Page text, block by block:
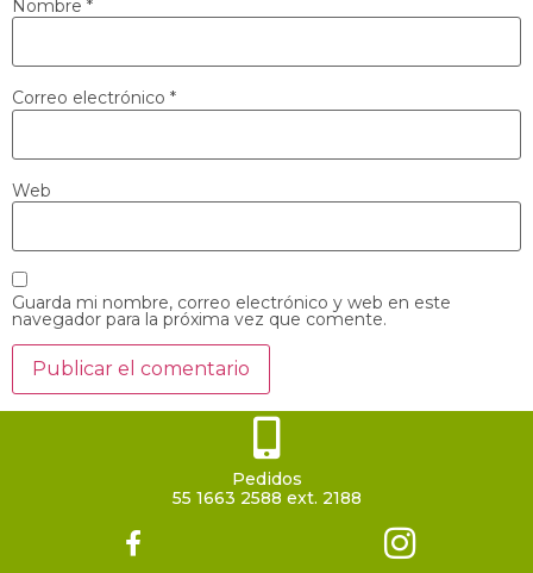
Nombre *
Correo electrónico *
Web
Guarda mi nombre, correo electrónico y web en este
navegador para la próxima vez que comente.
Pedidos
55 1663 2588 ext. 2188